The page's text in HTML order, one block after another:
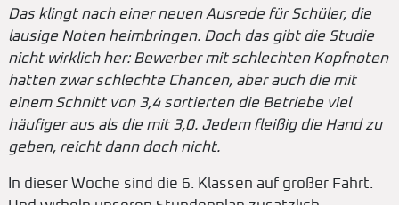
Das klingt nach einer neuen Ausrede für Schüler, die
lausige Noten heimbringen. Doch das gibt die Studie
nicht wirklich her: Bewerber mit schlechten Kopfnoten
hatten zwar schlechte Chancen, aber auch die mit
einem Schnitt von 3,4 sortierten die Betriebe viel
häufiger aus als die mit 3,0. Jedem fleißig die Hand zu
geben, reicht dann doch nicht.
In dieser Woche sind die 6. Klassen auf großer Fahrt.